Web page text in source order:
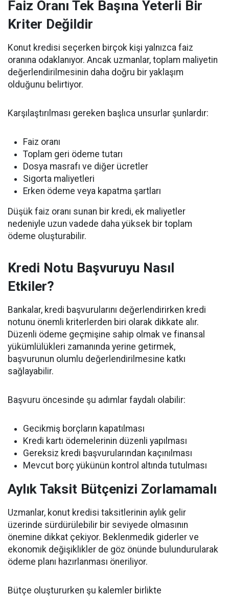
Faiz Oranı Tek Başına Yeterli Bir
Kriter Değildir
Konut kredisi seçerken birçok kişi yalnızca faiz
oranına odaklanıyor. Ancak uzmanlar, toplam maliyetin
değerlendirilmesinin daha doğru bir yaklaşım
olduğunu belirtiyor.
Karşılaştırılması gereken başlıca unsurlar şunlardır:
Faiz oranı
Toplam geri ödeme tutarı
Dosya masrafı ve diğer ücretler
Sigorta maliyetleri
Erken ödeme veya kapatma şartları
Düşük faiz oranı sunan bir kredi, ek maliyetler
nedeniyle uzun vadede daha yüksek bir toplam
ödeme oluşturabilir.
Kredi Notu Başvuruyu Nasıl
Etkiler?
Bankalar, kredi başvurularını değerlendirirken kredi
notunu önemli kriterlerden biri olarak dikkate alır.
Düzenli ödeme geçmişine sahip olmak ve finansal
yükümlülükleri zamanında yerine getirmek,
başvurunun olumlu değerlendirilmesine katkı
sağlayabilir.
Başvuru öncesinde şu adımlar faydalı olabilir:
Gecikmiş borçların kapatılması
Kredi kartı ödemelerinin düzenli yapılması
Gereksiz kredi başvurularından kaçınılması
Mevcut borç yükünün kontrol altında tutulması
Aylık Taksit Bütçenizi Zorlamamalı
Uzmanlar, konut kredisi taksitlerinin aylık gelir
üzerinde sürdürülebilir bir seviyede olmasının
önemine dikkat çekiyor. Beklenmedik giderler ve
ekonomik değişiklikler de göz önünde bulundurularak
ödeme planı hazırlanması öneriliyor.
Bütçe oluştururken şu kalemler birlikte